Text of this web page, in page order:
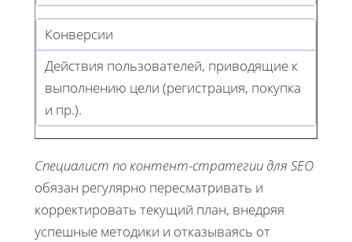
Конверсии
Действия пользователей, приводящие к
выполнению цели (регистрация, покупка
и пр.).
Специалист по контент-стратегии для SEO
обязан регулярно пересматривать и
корректировать текущий план, внедряя
успешные методики и отказываясь от